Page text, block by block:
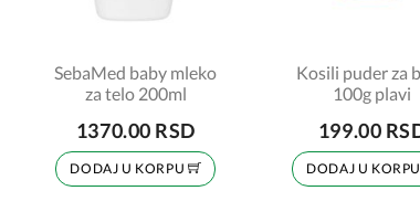
SebaMed baby mleko
za telo 200ml
1370.00 RSD
DODAJ U KORPU
Kosili puder za
100g plavi
199.00
DODAJ U KORPU